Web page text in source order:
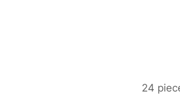
24